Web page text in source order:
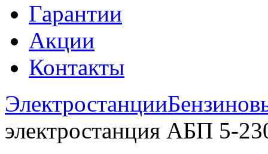
Гарантии
Акции
Контакты
Электростанции
электростанция АБП 5-